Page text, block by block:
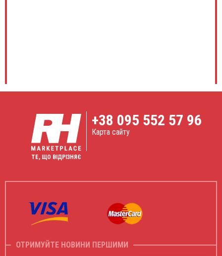
ТЕ, ЩО ВІДРІЗНЯЄ
+38 095 552 57 96
Карта сайту
ОТРИМУЙТЕ НОВИНИ ПЕРШИМИ